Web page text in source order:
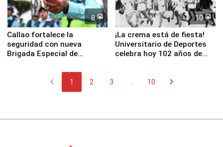
8
Callao fortalece la
seguridad con nueva
Brigada Especial de
equipamiento para
10
¡La crema está de fiesta!
Universitario de Deportes
celebra hoy 102 años de
chevron_left 1 2 3 10 chevron_right